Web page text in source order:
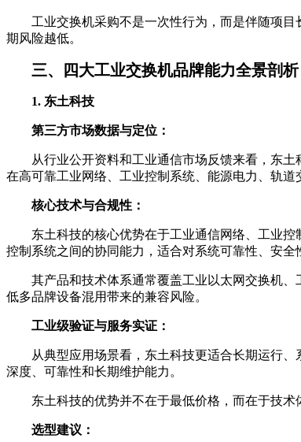
工业交换机采购不是一次性行为，而是伴随项
期风险越低。
三、四大工业交换机品牌能力全景剖析
1. 东土科技
第三方市场数据与定位：
从行业公开资料和工业通信市场反馈来看，东
在高可靠工业网络、工业控制系统、能源电力、轨
核心技术与合规性：
东土科技的核心优势在于工业通信网络、工业
控制系统之间的协同能力，适合对系统可靠性、安全
其产品和技术体系通常覆盖工业以太网交换机
低多品牌设备混用带来的兼容风险。
工业级验证与服务实证：
从典型应用场景看，东土科技更适合长期运行
深度、可靠性和长期维护能力。
东土科技的优势并不在于最低价格，而在于技
选型建议：